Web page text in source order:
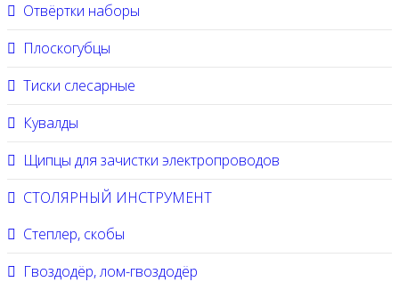
Отвёртки наборы
Плоскогубцы
Тиски слесарные
Кувалды
Щипцы для зачистки электропроводов
СТОЛЯРНЫЙ ИНСТРУМЕНТ
Степлер, скобы
Гвоздодёр, лом-гвоздодёр